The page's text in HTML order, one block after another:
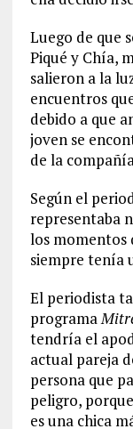
Luego de que
Piqué y Chía,
salieron a la
encuentros
debido a que
joven se
de la
Según el
representaba
los momentos
siempre tenía
El periodista
programa
tendría el
actual pareja
persona que
peligro,
es una chica